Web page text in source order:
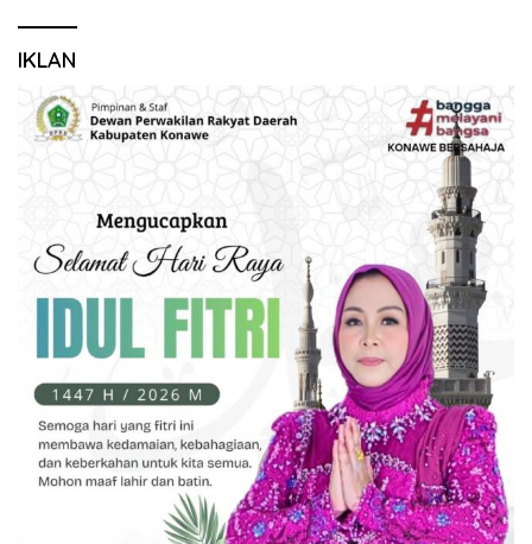
IKLAN